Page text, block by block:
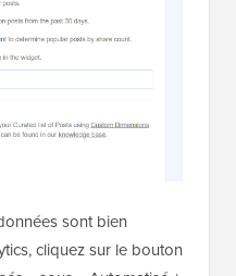
sont bien
cliquez sur le bouton